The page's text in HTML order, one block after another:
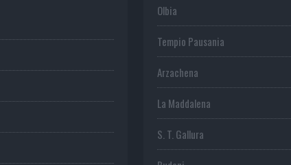
Olbia
Tempio Pausania
Arzachena
La Maddalena
S. T. Gallura